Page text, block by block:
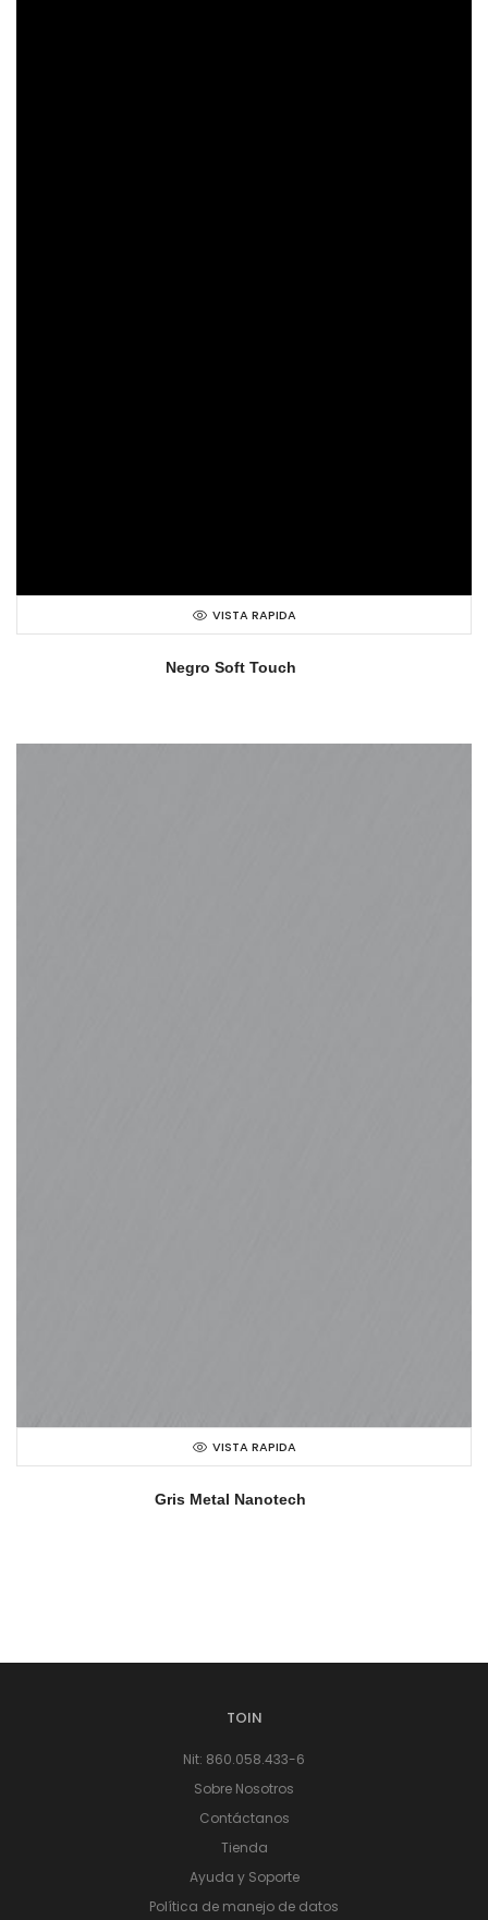
VISTA RAPIDA
Negro Soft Touch
VISTA RAPIDA
Gris Metal Nanotech
TOIN
Nit: 860.058.433-6
Sobre Nosotros
Contáctanos
Tienda
Ayuda y Soporte
Política de manejo de datos